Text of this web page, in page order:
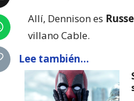
Allí, Dennison es
villano Cable.
Lee también...